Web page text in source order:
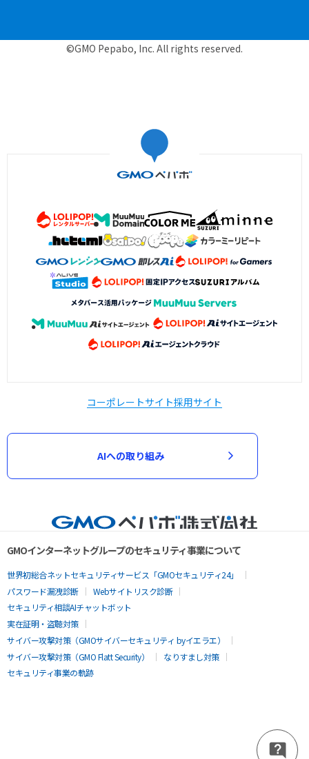
©GMO Pepabo, Inc. All rights reserved.
コーポレートサイト採用サイト
AIへの取り組み
GMOインターネットグループのセキュリティ事業について
世界初総合ネットセキュリティサービス「GMOセキュリティ24」
パスワード漏洩診断
Webサイトリスク診断
セキュリティ相談AIチャットボット
実在証明・盗聴対策
サイバー攻撃対策（GMOサイバーセキュリティ byイエラエ）
サイバー攻撃対策（GMO Flatt Security）
なりすまし対策
セキュリティ事業の軌跡